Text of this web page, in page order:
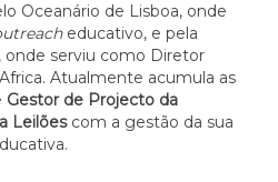
Oceanário de Lisboa, onde
educativo, e pela
onde serviu como Diretor
Atualmente acumula as
Gestor de Projecto da
Leilõescom a gestão da sua